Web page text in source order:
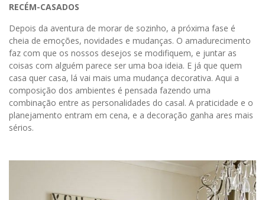
RECÉM-CASADOS
Depois da aventura de morar de sozinho, a próxima fase é
cheia de emoções, novidades e mudanças. O amadurecimento
faz com que os nossos desejos se modifiquem, e juntar as
coisas com alguém parece ser uma boa ideia. E já que quem
casa quer casa, lá vai mais uma mudança decorativa. Aqui a
composição dos ambientes é pensada fazendo uma
combinação entre as personalidades do casal. A praticidade e o
planejamento entram em cena, e a decoração ganha ares mais
sérios.